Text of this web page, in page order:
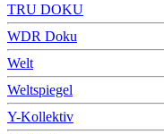
TRU DOKU
WDR Doku
Welt
Weltspiegel
Y-Kollektiv